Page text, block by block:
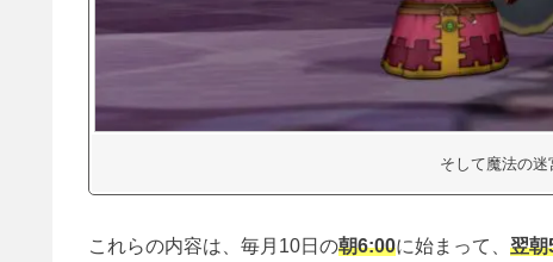
そして魔法の
これらの内容は、毎月10日の朝6:00に始まって、 翌朝